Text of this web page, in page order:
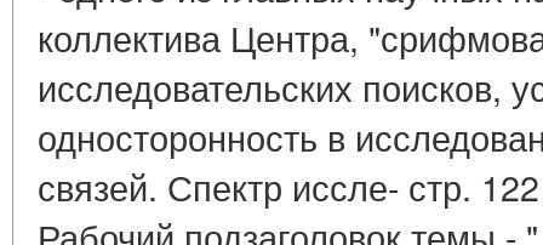
коллектива Центра,
исследовательских поисков,
односторонность в
связей. Спектр иссле- стр.